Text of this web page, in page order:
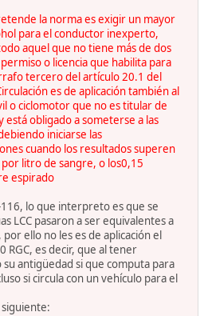
la norma es exigir un mayor
para el conductor inexperto,
aquel que no tiene más de dos
o licencia que habilita para
tercero del artículo 20.1 del
es de aplicación también al
o ciclomotor que no es titular de
está obligado a someterse a las
iniciarse las
cuando los resultados superen
litro de sangre, o los0,15
espirado
lo que interpreto es que se
LCC pasaron a ser equivalentes a
ello no les es de aplicación el
RGC, es decir, que al tener
antigüedad si que computa para
si circula con un vehículo para el
siguiente: